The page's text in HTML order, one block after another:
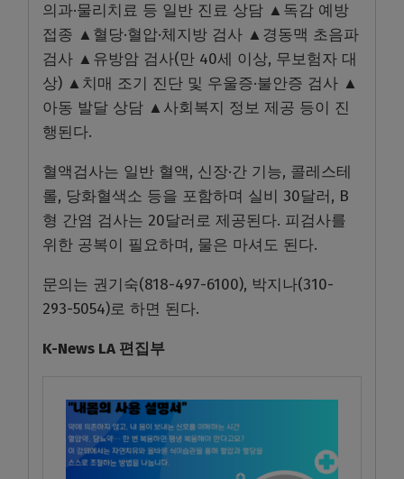
의과·물리치료 등 일반 진료 상담 ▲독감 예방
접종 ▲혈당·혈압·체지방 검사 ▲경동맥 초음파
검사 ▲유방암 검사(만 40세 이상, 무보험자 대
상) ▲치매 조기 진단 및 우울증·불안증 검사 ▲
아동 발달 상담 ▲사회복지 정보 제공 등이 진
행된다.
혈액검사는 일반 혈액, 신장·간 기능, 콜레스테
롤, 당화혈색소 등을 포함하며 실비 30달러, B
형 간염 검사는 20달러로 제공된다. 피검사를
위한 공복이 필요하며, 물은 마셔도 된다.
문의는 권기숙(818-497-6100), 박지나(310-
293-5054)로 하면 된다.
K-News LA 편집부